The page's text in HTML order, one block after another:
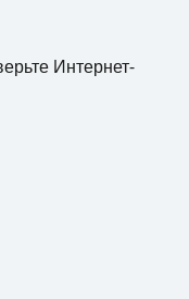
Интернет-